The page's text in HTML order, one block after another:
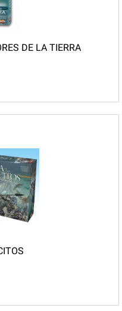
DE LA TIERRA